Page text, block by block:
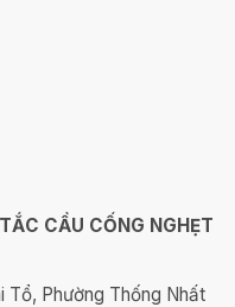
CẦU CỐNG NGHẸT
Tổ, Phường Thống Nhất